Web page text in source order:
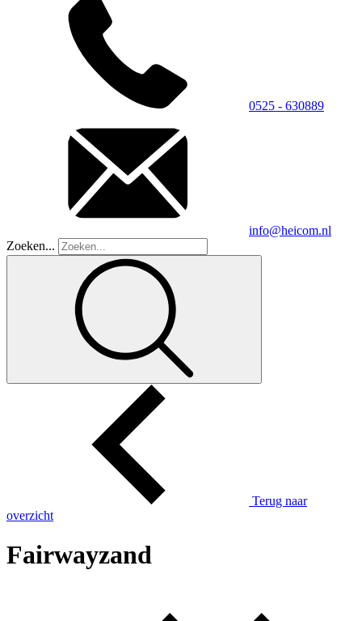
0525 - 630889
info@heicom.nl
Zoeken...
Terug naar
overzicht
Fairwayzand